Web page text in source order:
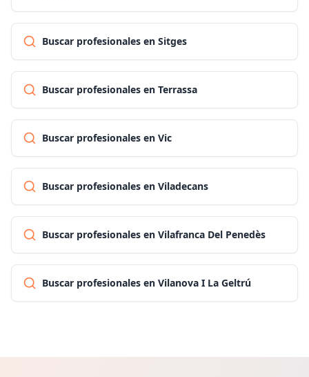
Buscar profesionales en Sitges
Buscar profesionales en Terrassa
Buscar profesionales en Vic
Buscar profesionales en Viladecans
Buscar profesionales en Vilafranca Del Penedès
Buscar profesionales en Vilanova I La Geltrú